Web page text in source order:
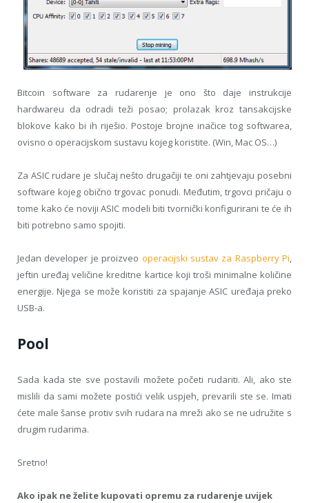
Bitcoin software za rudarenje je ono što daje instrukcije
hardwareu da odradi teži posao; prolazak kroz tansakcijske
blokove kako bi ih riješio. Postoje brojne inačice tog softwarea,
ovisno o operacijskom sustavu kojeg koristite. (Win, Mac OS…)
Za ASIC rudare je slučaj nešto drugačiji te oni zahtjevaju posebni
software kojeg obično trgovac ponudi. Međutim, trgovci pričaju o
tome kako će noviji ASIC modeli biti tvornički konfigurirani te će ih
biti potrebno samo spojiti.
Jedan developer je proizveo operacijski sustav za Raspberry Pi,
jeftin uređaj veličine kreditne kartice koji troši minimalne količine
energije. Njega se može koristiti za spajanje ASIC uređaja preko
USB-a.
Pool
Sada kada ste sve postavili možete početi rudariti. Ali, ako ste
mislili da sami možete postići velik uspjeh, prevarili ste se. Imati
ćete male šanse protiv svih rudara na mreži ako se ne udružite s
drugim rudarima.
Sretno!
Ako ipak ne želite kupovati opremu za rudarenje uvijek